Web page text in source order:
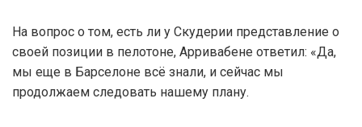
На вопрос о том, есть ли у Скудерии представление о
своей позиции в пелотоне, Арривабене ответил: «Да,
мы еще в Барселоне всё знали, и сейчас мы
продолжаем следовать нашему плану.